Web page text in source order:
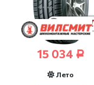
15 034 Р
Лето